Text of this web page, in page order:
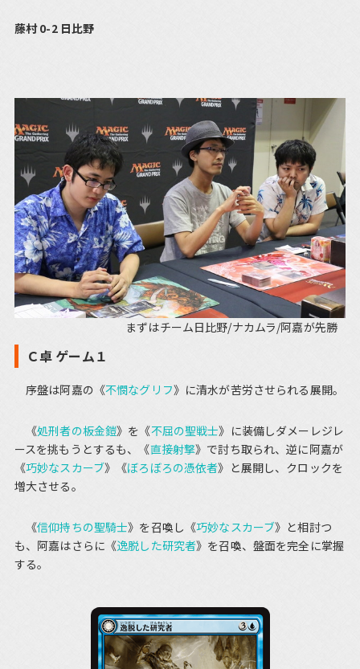
藤村 0-2 日比野
まずはチーム日比野/ナカムラ/阿嘉が先勝
Ｃ卓 ゲーム１
序盤は阿嘉の《不憫なグリフ》に清水が苦労させられる展開。
《処刑者の板金鎧》を《不屈の聖戦士》に装備しダメーレジレ
ースを挑もうとするも、《直接射撃》で討ち取られ、逆に阿嘉が
《巧妙なスカーブ》《ぼろぼろの憑依者》と展開し、クロックを
増大させる。
《信仰持ちの聖騎士》を召喚し《巧妙なスカーブ》と相討つ
も、阿嘉はさらに《逸脱した研究者》を召喚、盤面を完全に掌握
する。